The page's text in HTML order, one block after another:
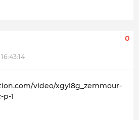
0
video/xgyl8g_zemmour-
1